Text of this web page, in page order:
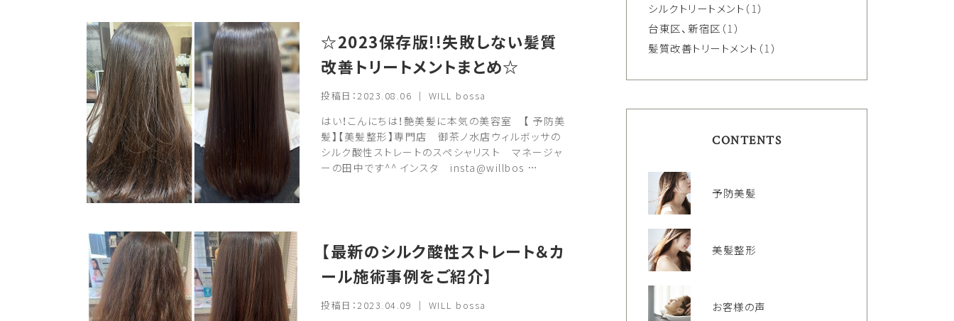
☆2023保存版!!失敗しない髪質
改善トリートメントまとめ☆
投稿日：2023.08.06 ｜ WILL bossa
はい！こんにちは！艶美髪に本気の美容室 【 予防美
髪】【美髪整形】専門店 御茶ノ水店ウィルボッサの
シルク酸性ストレートのスペシャリスト マネージャ
ーの田中です^^ インスタ insta@willbos …
【最新のシルク酸性ストレート＆カ
ール施術事例をご紹介】
投稿日：2023.04.09 ｜ WILL bossa
シルクトリートメント （1）
台東区、新宿区 （1）
髪質改善トリートメント （1）
CONTENTS
予防美髪
美髪整形
お客様の声